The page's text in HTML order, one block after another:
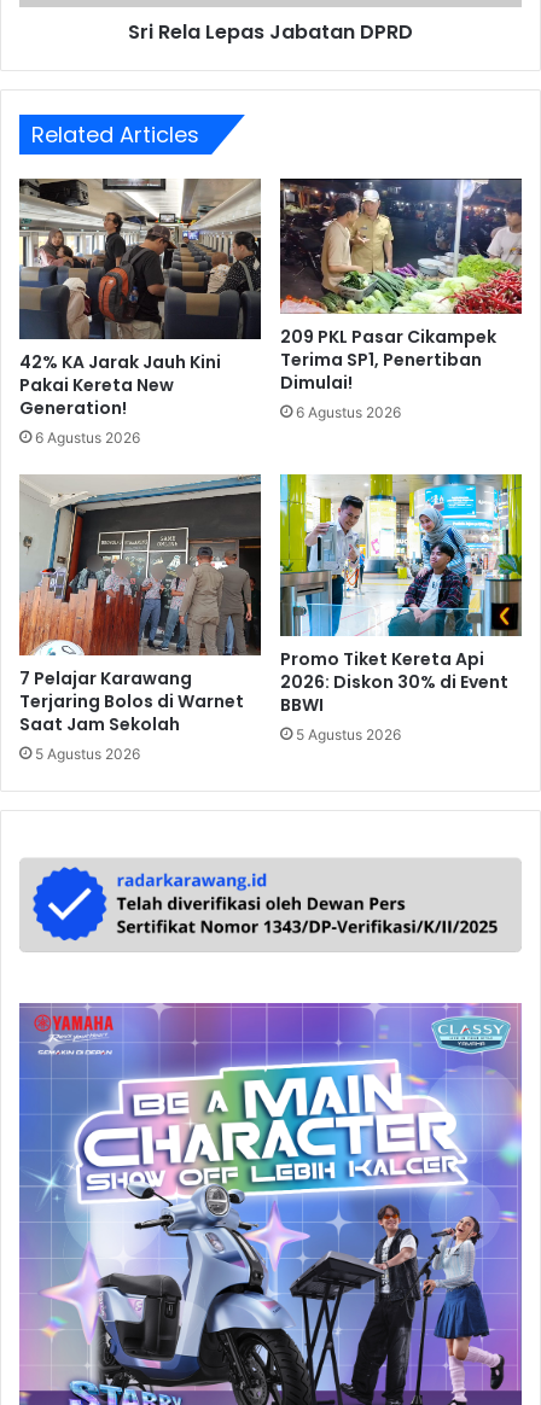
Sri Rela Lepas Jabatan DPRD
Related Articles
42% KA Jarak Jauh Kini
Pakai Kereta New
Generation!
6 Agustus 2026
209 PKL Pasar Cikampek
Terima SP1, Penertiban
Dimulai!
6 Agustus 2026
7 Pelajar Karawang
Terjaring Bolos di Warnet
Saat Jam Sekolah
5 Agustus 2026
Promo Tiket Kereta Api
2026: Diskon 30% di Event
BBWI
5 Agustus 2026